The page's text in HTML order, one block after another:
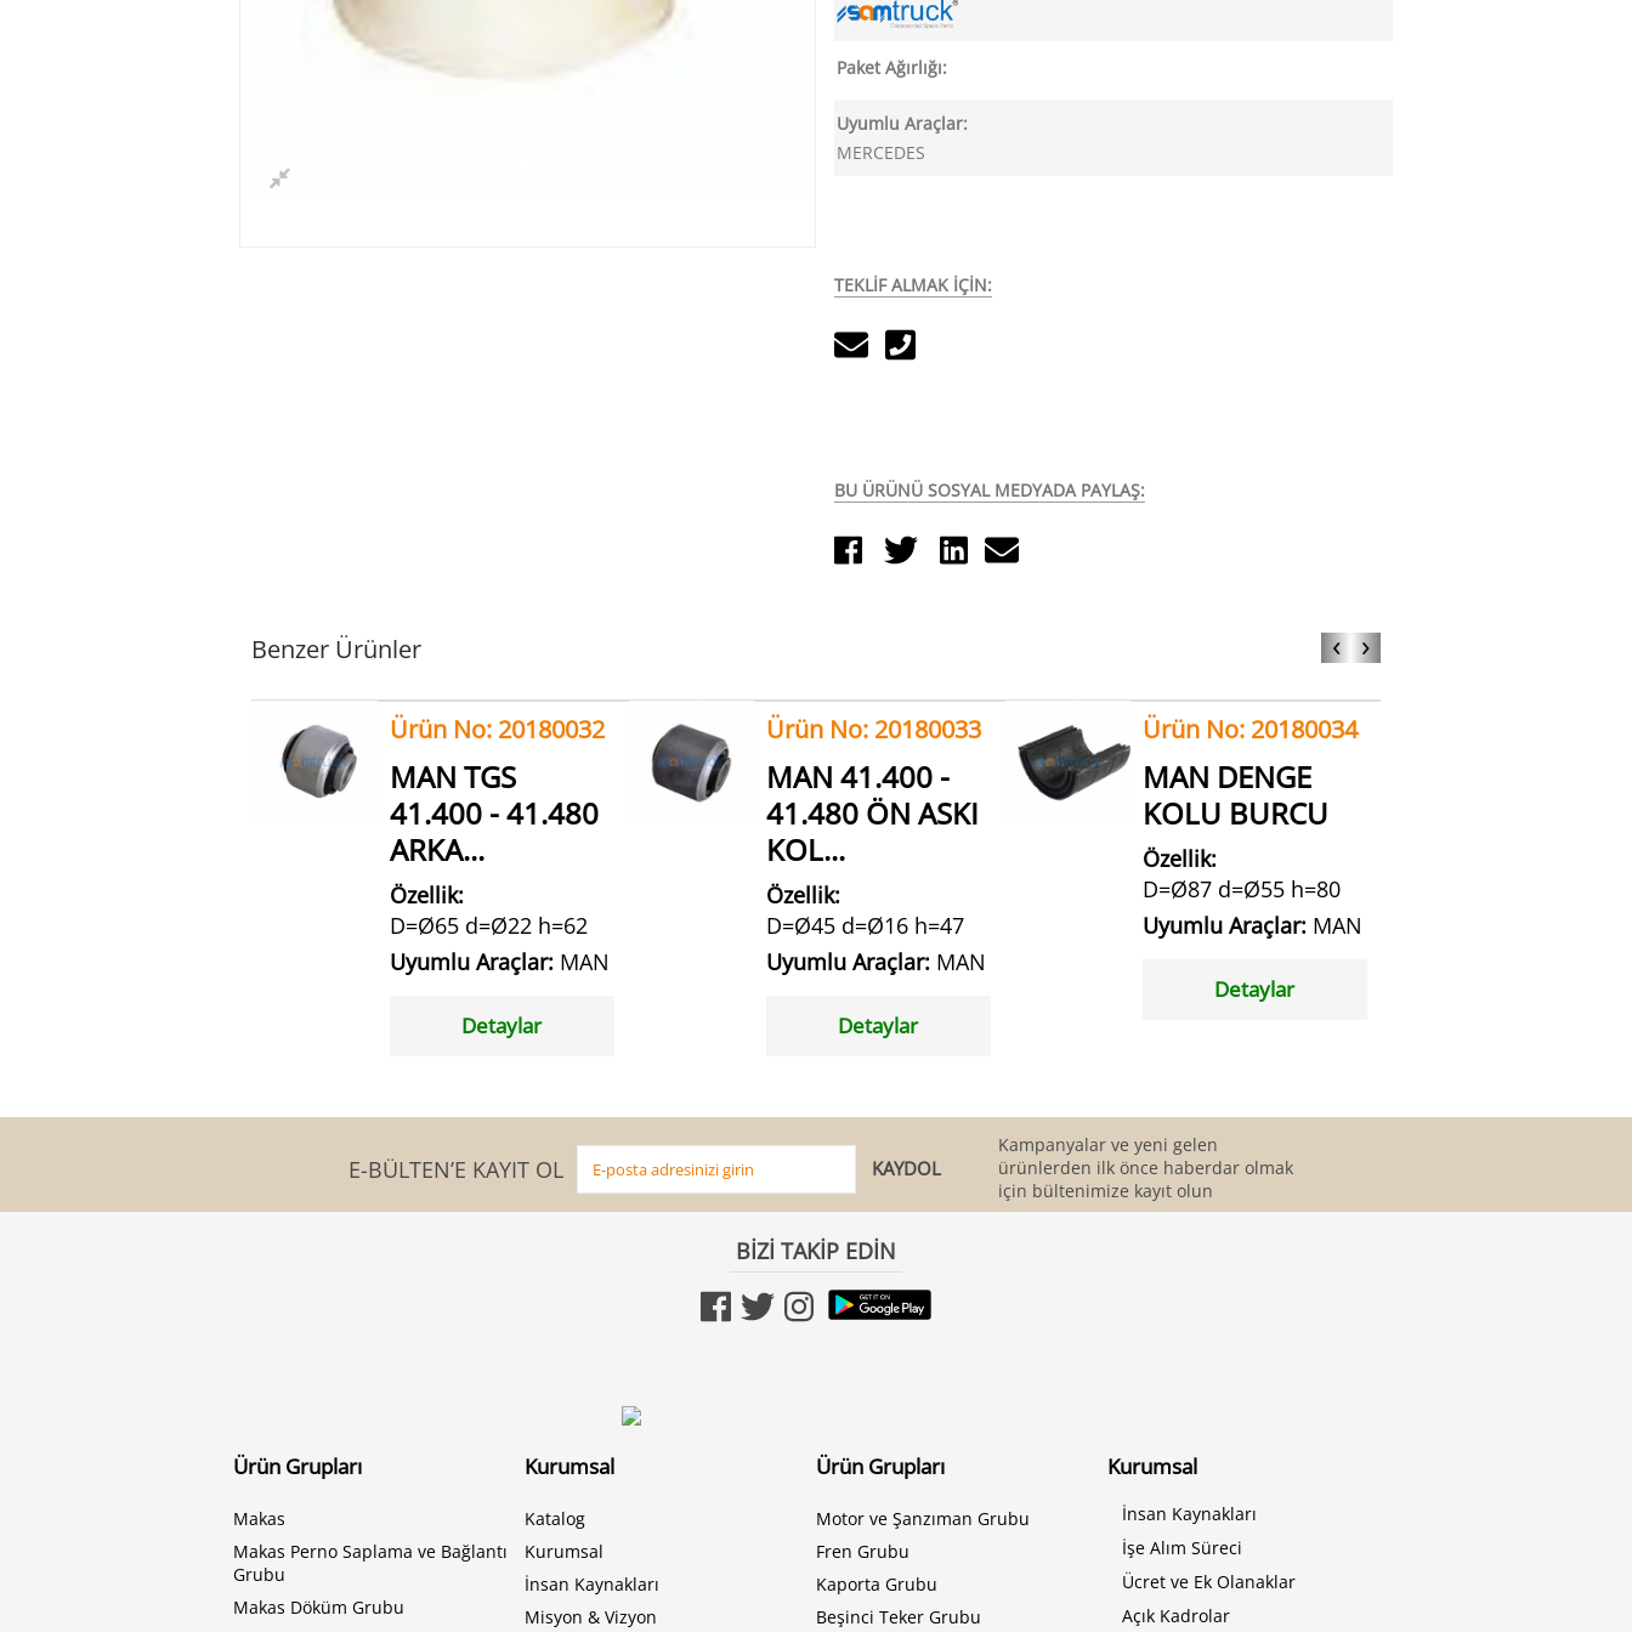
Paket Ağırlığı:
Uyumlu Araçlar:
MERCEDES
TEKLİF ALMAK İÇİN:
BU ÜRÜNÜ SOSYAL MEDYADA PAYLAŞ:
Benzer Ürünler ‹ ›
Ürün No: 20180032
MAN TGS
41.400 - 41.480
ARKA...
Özellik:
D=Ø65 d=Ø22 h=62
Uyumlu Araçlar: MAN
Detaylar
Ürün No: 20180033
MAN 41.400 -
41.480 ÖN ASKI
KOL...
Özellik:
D=Ø45 d=Ø16 h=47
Uyumlu Araçlar: MAN
Detaylar
Ürün No: 20180034
MAN DENGE
KOLU BURCU
Özellik:
D=Ø87 d=Ø55 h=80
Uyumlu Araçlar: MAN
Detaylar
E-BÜLTEN’E KAYIT OL
Kampanyalar ve yeni gelen
ürünlerden ilk önce haberdar olmak
için bültenimize kayıt olun
BİZİ TAKİP EDİN
Ürün Grupları
Makas
Makas Perno Saplama ve Bağlantı
Grubu
Makas Döküm Grubu
Kurumsal
Katalog
Kurumsal
İnsan Kaynakları
Misyon & Vizyon
Ürün Grupları
Motor ve Şanzıman Grubu
Fren Grubu
Kaporta Grubu
Beşinci Teker Grubu
Kurumsal
İnsan Kaynakları
İşe Alım Süreci
Ücret ve Ek Olanaklar
Açık Kadrolar